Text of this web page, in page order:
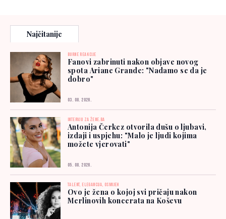
Najčitanije
BURNE REAKCIJE
Fanovi zabrinuti nakon objave novog
spota Ariane Grande: "Nadamo se da je
dobro"
03. 08. 2026.
INTERVJU ZA ŽENE.BA
Antonija Čerkez otvorila dušu o ljubavi,
izdaji i uspjehu: "Malo je ljudi kojima
možete vjerovati"
05. 08. 2026.
TALENT, ELEGANCIJA, OSMIJEH
Ovo je žena o kojoj svi pričaju nakon
Merlinovih koncerata na Koševu